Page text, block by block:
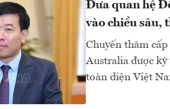
Đưa quan hệ
vào chiều sâu,
Chuyến thăm
Australia được kỳ
toàn diện Việt